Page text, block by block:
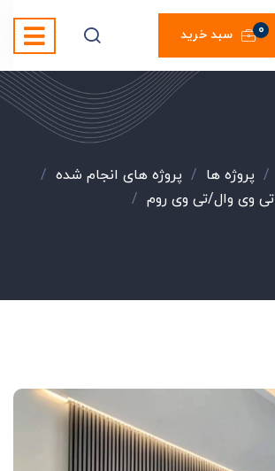
سبد خرید 0
/ پروژه ها / پروژه های انجام شده /
تی وی وال/تی وی روم /